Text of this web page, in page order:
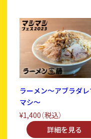
ラーメン～アブラダ
マシ～
¥1,400（税込）